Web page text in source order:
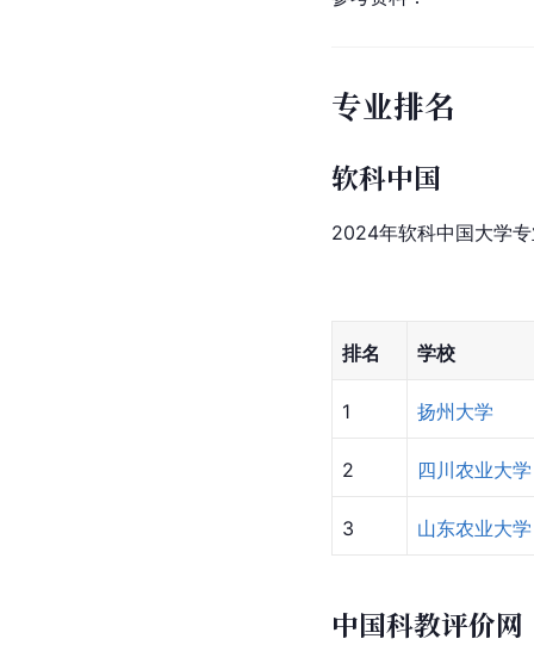
专业排名
软科中国
2024年软科中国大学
排名 学校
1 扬州大学
2 四川农业大学
3 山东农业大学
中国科教评价网